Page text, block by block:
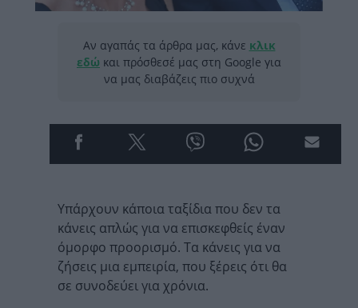
Αν αγαπάς τα άρθρα μας, κάνε κλικ
εδώ και πρόσθεσέ μας στη Google για
να μας διαβάζεις πιο συχνά
Υπάρχουν κάποια ταξίδια που δεν τα
κάνεις απλώς για να επισκεφθείς έναν
όμορφο προορισμό. Τα κάνεις για να
ζήσεις μια εμπειρία, που ξέρεις ότι θα
σε συνοδεύει για χρόνια.